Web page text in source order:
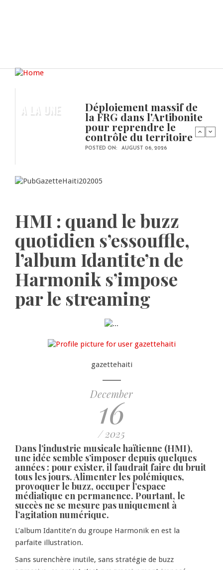
A LA UNE Déploiement massif de
la FRG dans l'Artibonite
pour reprendre le
contrôle du territoire
POSTED ON: AUGUST 06, 2026
HMI : quand le buzz
quotidien s’essouffle,
l’album Idantite’n de
Harmonik s’impose
par le streaming
gazettehaiti
December
16
/ 2025
Dans l’industrie musicale haïtienne (HMI),
une idée semble s’imposer depuis quelques
années : pour exister, il faudrait faire du bruit
tous les jours. Alimenter les polémiques,
provoquer le buzz, occuper l’espace
médiatique en permanence. Pourtant, le
succès ne se mesure pas uniquement à
l’agitation numérique.
L’album Idantite’n du groupe Harmonik en est la
parfaite illustration.
Sans surenchère inutile, sans stratégie de buzz